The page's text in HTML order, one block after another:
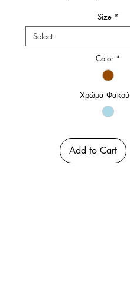
Size *
Select
Color *
Χρώμα Φακού
Add to Cart